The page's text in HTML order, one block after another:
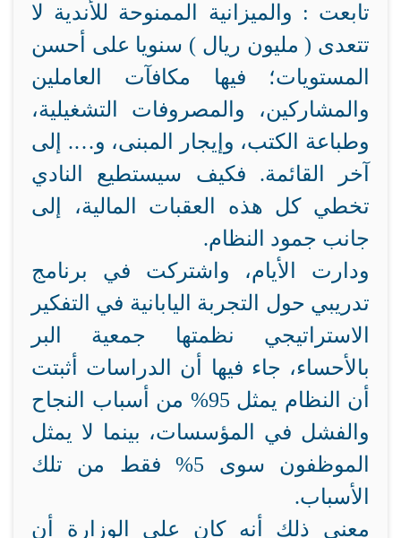
تابعت : والميزانية الممنوحة للأندية لا
تتعدى ( مليون ريال ) سنويا على أحسن
المستويات؛ فيها مكافآت العاملين
والمشاركين، والمصروفات التشغيلية،
وطباعة الكتب، وإيجار المبنى، و…. إلى
آخر القائمة. فكيف سيستطيع النادي
تخطي كل هذه العقبات المالية، إلى
جانب جمود النظام.
ودارت الأيام، واشتركت في برنامج
تدريبي حول التجربة اليابانية في التفكير
الاستراتيجي نظمتها جمعية البر
بالأحساء، جاء فيها أن الدراسات أثبتت
أن النظام يمثل 95% من أسباب النجاح
والفشل في المؤسسات، بينما لا يمثل
الموظفون سوى 5% فقط من تلك
الأسباب.
معنى ذلك أنه كان على الوزارة أن